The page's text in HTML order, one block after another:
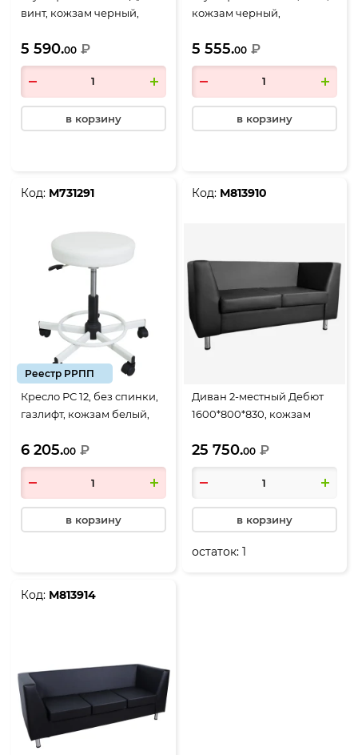
винт, кожзам черный,
черный (РС01.00.61Д)
5 590.00 ₽
в корзину
кожзам черный,
черный (РС 01.00.61)
5 555.00 ₽
в корзину
Код: М731291
Реестр РРПП
Кресло РС 12, без спинки,
газлифт, кожзам белый,
белый/ролики, РС01.00.12
6 205.00 ₽
в корзину
Код: М813910
Диван 2-местный Дебют
1600*800*830, кожзам
25 750.00 ₽
в корзину
остаток:1
Код: М813914